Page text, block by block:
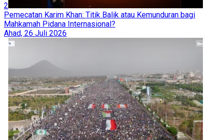
2
Pemecatan Karim Khan: Titik Balik atau Kemunduran bagi
Mahkamah Pidana Internasional?
Ahad, 26 Juli 2026